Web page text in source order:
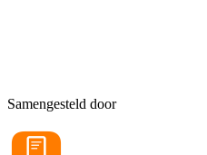
Samengesteld door